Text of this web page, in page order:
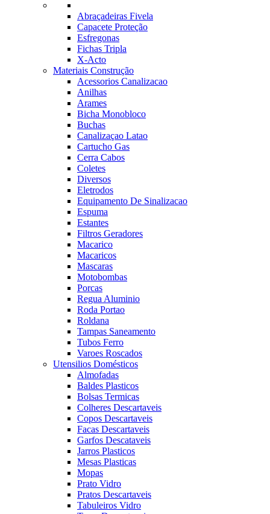
Abraçadeiras Fivela
Capacete Proteção
Esfregonas
Fichas Tripla
X-Acto
Materiais Construção
Acessorios Canalizacao
Anilhas
Arames
Bicha Monobloco
Buchas
Canalizaçao Latao
Cartucho Gas
Cerra Cabos
Coletes
Diversos
Eletrodos
Equipamento De Sinalizacao
Espuma
Estantes
Filtros Geradores
Macarico
Macaricos
Mascaras
Motobombas
Porcas
Regua Aluminio
Roda Portao
Roldana
Tampas Saneamento
Tubos Ferro
Varoes Roscados
Utensilios Domésticos
Almofadas
Baldes Plasticos
Bolsas Termicas
Colheres Descartaveis
Copos Descartaveis
Facas Descartaveis
Garfos Descataveis
Jarros Plasticos
Mesas Plasticas
Mopas
Prato Vidro
Pratos Descartaveis
Tabuleiros Vidro